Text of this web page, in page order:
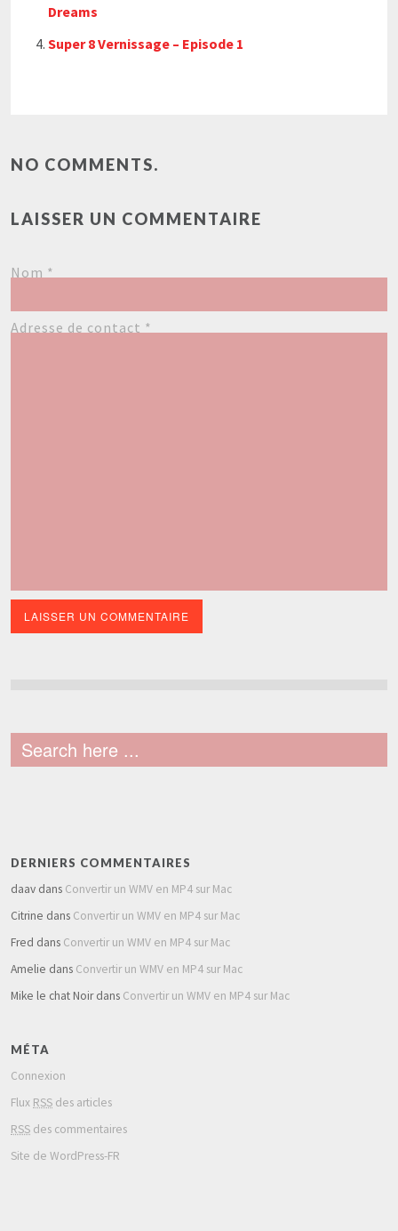
Dreams
Super 8 Vernissage – Episode 1
NO COMMENTS.
LAISSER UN COMMENTAIRE
Nom *
Adresse de contact *
DERNIERS COMMENTAIRES
daav dans Convertir un WMV en MP4 sur Mac
Citrine dans Convertir un WMV en MP4 sur Mac
Fred dans Convertir un WMV en MP4 sur Mac
Amelie dans Convertir un WMV en MP4 sur Mac
Mike le chat Noirdans Convertir un WMV en MP4 sur Mac
MÉTA
Connexion
Flux RSS des articles
RSS des commentaires
Site de WordPress-FR